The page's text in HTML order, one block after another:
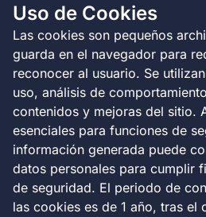
Uso de Cookies
Las cookies son pequeños
guarda en el navegador para
reconocer al usuario. Se
uso, análisis de
contenidos y mejoras del sitio.
esenciales para funciones de
información generada puede
datos personales para cumplir
de seguridad. El periodo de
las cookies es de 1 año, tras el